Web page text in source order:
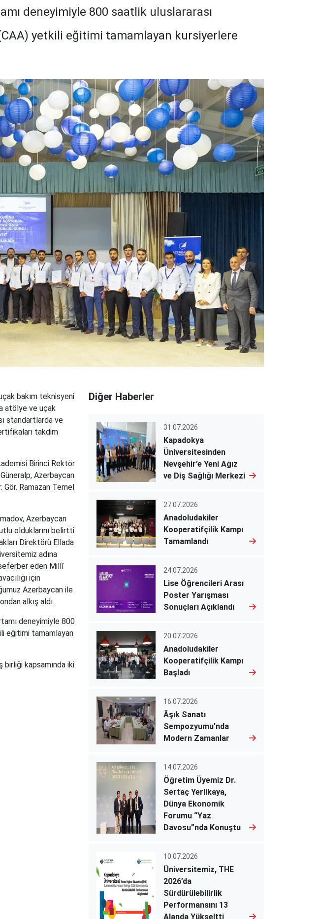
deneyimiyle 800 saatlik uluslararası
yetkili eğitimi tamamlayan kursiyerlere
bakım teknisyeni
atölye ve uçak
standartlarda ve
takdim
Birinci Rektör
Azerbaycan
Gör. Ramazan Temel
Azerbaycan
olduklarını belirtti.
Direktörü Ellada
adına
seferber eden Millî
için
Azerbaycan ile
alkış aldı.
deneyimiyle 800
eğitimi tamamlayan
birliği kapsamında iki
Diğer Haberler
31.07.2026
Kapadokya
Üniversitesinden
Nevşehir’e Yeni Ağız
ve Diş Sağlığı Merkezi
27.07.2026
Anadoludakiler
Kooperatifçilik Kampı
Tamamlandı
24.07.2026
Lise Öğrencileri Arası
Poster Yarışması
Sonuçları Açıklandı
20.07.2026
Anadoludakiler
Kooperatifçilik Kampı
Başladı
16.07.2026
Âşık Sanatı
Sempozyumu'nda
Modern Zamanlar
14.07.2026
Öğretim Üyemiz Dr.
Sertaç Yerlikaya,
Dünya Ekonomik
Forumu “Yaz
Davosu”nda Konuştu
10.07.2026
Üniversitemiz, THE
2026’da
Sürdürülebilirlik
Performansını 13
Alanda Yükseltti